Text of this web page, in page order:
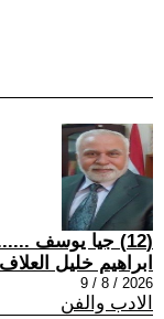
(12) جيا يوسف ................نبع بعيد الغور
ابراهيم خليل العلاف
2026 / 8 / 9
الادب والفن